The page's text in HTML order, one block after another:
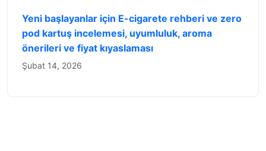
Yeni başlayanlar için E-cigarete rehberi ve zero
pod kartuş incelemesi, uyumluluk, aroma
önerileri ve fiyat kıyaslaması
Şubat 14, 2026